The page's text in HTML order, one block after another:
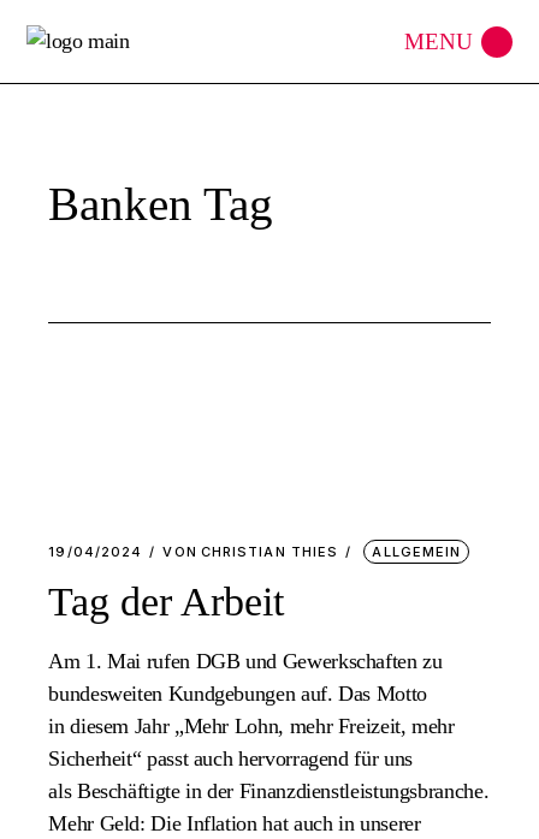
Banken Tag
19/04/2024 VON CHRISTIAN THIES ALLGEMEIN
Tag der Arbeit
Am 1. Mai rufen DGB und Gewerkschaften zu
bundesweiten Kundgebungen auf. Das Motto
in diesem Jahr „Mehr Lohn, mehr Freizeit, mehr
Sicherheit“ passt auch hervorragend für uns
als Beschäftigte in der Finanzdienstleistungsbranche.
Mehr Geld: Die Inflation hat auch in unserer